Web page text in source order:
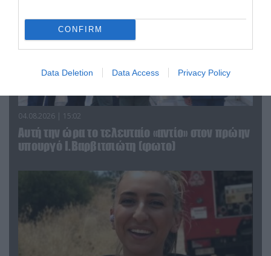
CONFIRM
Data Deletion Data Access Privacy Policy
04.08.2026 | 15:02
Αυτή την ώρα το τελευταίο «αντίο» στον πρώην
υπουργό Ι.Βαρβιτσιώτη (φωτο)